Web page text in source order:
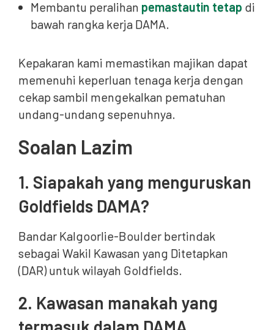
Membantu peralihan pemastautin tetap di
bawah rangka kerja DAMA.
Kepakaran kami memastikan majikan dapat
memenuhi keperluan tenaga kerja dengan
cekap sambil mengekalkan pematuhan
undang-undang sepenuhnya.
Soalan Lazim
1. Siapakah yang menguruskan
Goldfields DAMA?
Bandar Kalgoorlie-Boulder bertindak
sebagai Wakil Kawasan yang Ditetapkan
(DAR) untuk wilayah Goldfields.
2. Kawasan manakah yang